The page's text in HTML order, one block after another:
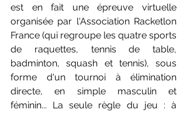
est en fait une épreuve virtuelle
organisée par l'Association Racketlon
France (qui regroupe les quatre sports
de raquettes, tennis de table,
badminton, squash et tennis), sous
forme d'un tournoi à élimination
directe, en simple masculin et
féminin... La seule règle du jeu : à